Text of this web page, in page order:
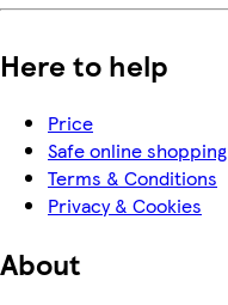
Here to help
Price
Safe online shopping
Terms & Conditions
Privacy & Cookies
About